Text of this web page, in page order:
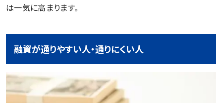
は一気に高まります。
融資が通りやすい人・通りにくい人